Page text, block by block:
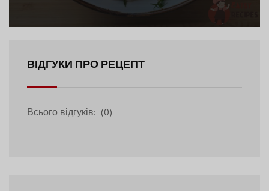
ВІДГУКИ ПРО РЕЦЕПТ
Всього відгуків: (0)